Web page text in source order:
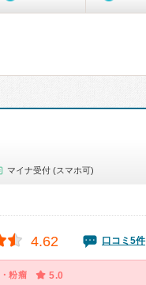
マイナ受付 (スマホ可)
4.62 口コミ5件
粉瘤 5.0